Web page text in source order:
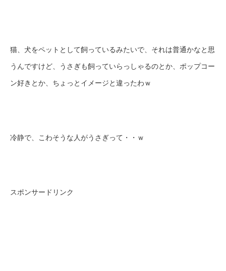
猫、犬をペットとして飼っているみたいで、それは普通かなと思
うんですけど、うさぎも飼っていらっしゃるのとか、ポップコー
ン好きとか、ちょっとイメージと違ったわｗ
冷静で、こわそうな人がうさぎって・・ｗ
スポンサードリンク